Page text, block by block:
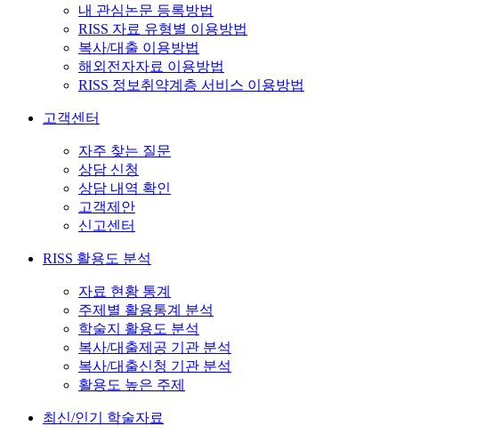
내 관심논문 등록방법
RISS 자료 유형별 이용방법
복사/대출 이용방법
해외전자자료 이용방법
RISS 정보취약계층 서비스 이용방법
고객센터
자주 찾는 질문
상담 신청
상담 내역 확인
고객제안
신고센터
RISS 활용도 분석
자료 현황 통계
주제별 활용통계 분석
학술지 활용도 분석
복사/대출제공 기관 분석
복사/대출신청 기관 분석
활용도 높은 주제
최신/인기 학술자료